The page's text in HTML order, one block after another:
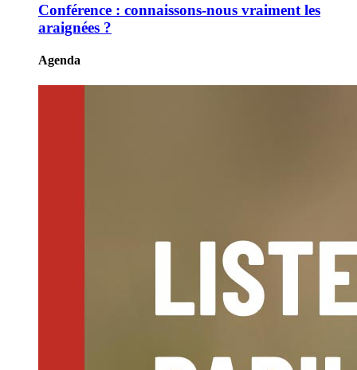
Conférence : connaissons-nous vraiment les
araignées ?
Agenda